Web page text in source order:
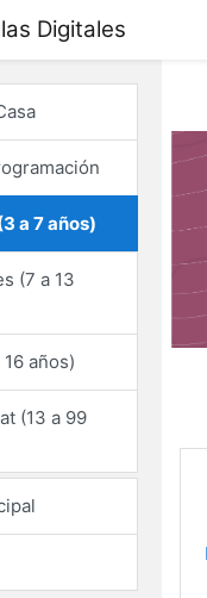
Digitales
a 7 años)
(7 a 13
años)
(13 a 99